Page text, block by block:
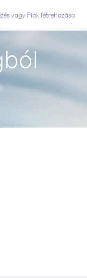
vagy Fiók létrehozása